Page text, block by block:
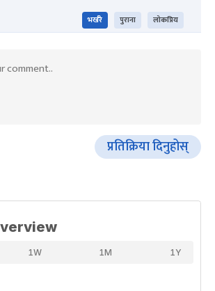
भर्खरै पुराना लोकप्रिय
प्रतिक्रिया दिनुहोस्